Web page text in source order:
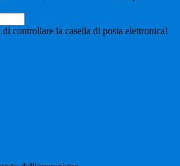
controllare la casella di posta elettronica!